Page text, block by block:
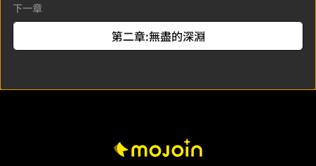
下一章
第二章:無盡的深淵